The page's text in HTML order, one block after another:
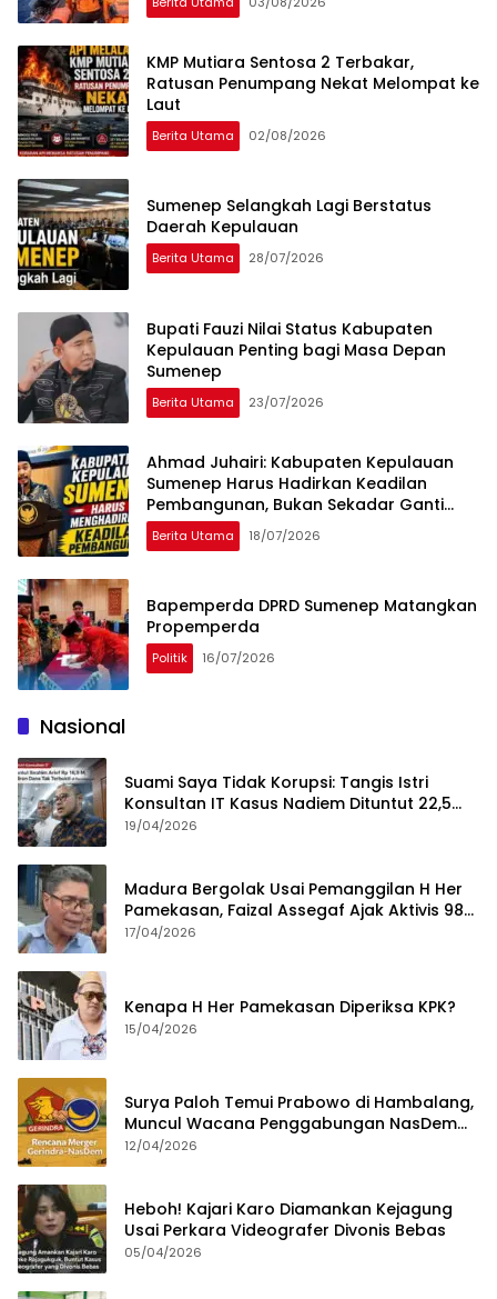
KMP Mutiara Sentosa 2 Terbakar,
Ratusan Penumpang Nekat Melompat ke
Laut
Berita Utama 02/08/2026
Sumenep Selangkah Lagi Berstatus
Daerah Kepulauan
Berita Utama 28/07/2026
Bupati Fauzi Nilai Status Kabupaten
Kepulauan Penting bagi Masa Depan
Sumenep
Berita Utama 23/07/2026
Ahmad Juhairi: Kabupaten Kepulauan
Sumenep Harus Hadirkan Keadilan
Pembangunan, Bukan Sekadar Ganti
Nama
Berita Utama 18/07/2026
Bapemperda DPRD Sumenep Matangkan
Propemperda
Politik 16/07/2026
Nasional
Suami Saya Tidak Korupsi: Tangis Istri
Konsultan IT Kasus Nadiem Dituntut 22,5
Tahun
19/04/2026
Madura Bergolak Usai Pemanggilan H Her
Pamekasan, Faizal Assegaf Ajak Aktivis 98
Bongkar Permainan KPK
17/04/2026
Kenapa H Her Pamekasan Diperiksa KPK?
15/04/2026
Surya Paloh Temui Prabowo di Hambalang,
Muncul Wacana Penggabungan NasDem
dan Gerindra
12/04/2026
Heboh! Kajari Karo Diamankan Kejagung
Usai Perkara Videografer Divonis Bebas
05/04/2026